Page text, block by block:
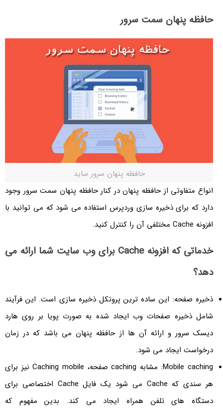
حافظه پنهان سمت سرور
حافظه پنهان سرور ساید
انواع متفاوتی از حافظه پنهان در کنار حافظه پنهان سمت سرور وجود
دارد که برای ذخیره سازی وردپرس استفاده می شود که می توانید با
افزونه Cache مختلفی آن را کنترل کنید.
خدماتی که افزونه Cache برای وب سایت شما ارائه می
دهد؟
ذخیره صفحه: این ساده ترین پروتکل ذخیره سازی است. این فرآیند
شامل ذخیره صفحات وب ایجاد شده به صورت پویا بر روی هارد
دیسک سرور و ارائه آن ها از حافظه پنهان می باشد که در زمان
درخواست ایجاد می شود.
Mobile caching: مشابه caching صفحه، Caching mobile نیز برای
هر سندی که Cache می شود یک فایل Cache اختصاصی برای
دستگاه های تلفن همراه ایجاد می کند. بدین مفهوم که